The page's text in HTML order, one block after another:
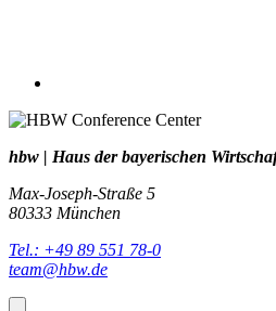
hbw | Haus der bayerischen
Max-Joseph-Straße 5
80333 München
Tel.: +49 89 551 78-0
team@hbw.de